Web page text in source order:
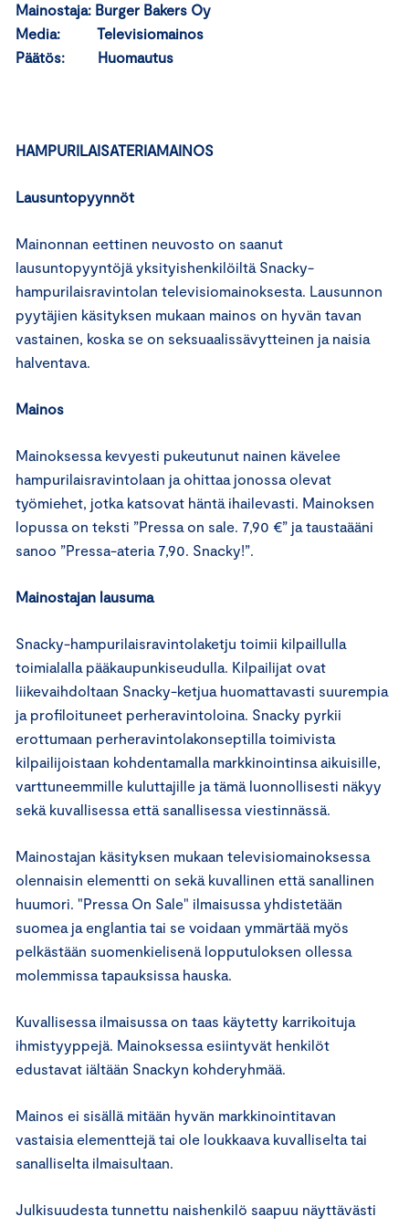
Mainostaja: Burger Bakers Oy
Media: Televisiomainos
Päätös: Huomautus
HAMPURILAISATERIAMAINOS
Lausuntopyynnöt
Mainonnan eettinen neuvosto on saanut
lausuntopyyntöjä yksityishenkilöiltä Snacky-
hampurilaisravintolan televisiomainoksesta. Lausunnon
pyytäjien käsityksen mukaan mainos on hyvän tavan
vastainen, koska se on seksuaalissävytteinen ja naisia
halventava.
Mainos
Mainoksessa kevyesti pukeutunut nainen kävelee
hampurilaisravintolaan ja ohittaa jonossa olevat
työmiehet, jotka katsovat häntä ihailevasti. Mainoksen
lopussa on teksti ”Pressa on sale. 7,90 €” ja taustaääni
sanoo ”Pressa-ateria 7,90. Snacky!”.
Mainostajan lausuma
Snacky-hampurilaisravintolaketju toimii kilpaillulla
toimialalla pääkaupunkiseudulla. Kilpailijat ovat
liikevaihdoltaan Snacky-ketjua huomattavasti suurempia
ja profiloituneet perheravintoloina. Snacky pyrkii
erottumaan perheravintolakonseptilla toimivista
kilpailijoistaan kohdentamalla markkinointinsa aikuisille,
varttuneemmille kuluttajille ja tämä luonnollisesti näkyy
sekä kuvallisessa että sanallisessa viestinnässä.
Mainostajan käsityksen mukaan televisiomainoksessa
olennaisin elementti on sekä kuvallinen että sanallinen
huumori. "Pressa On Sale" ilmaisussa yhdistetään
suomea ja englantia tai se voidaan ymmärtää myös
pelkästään suomenkielisenä lopputuloksen ollessa
molemmissa tapauksissa hauska.
Kuvallisessa ilmaisussa on taas käytetty karrikoituja
ihmistyyppejä. Mainoksessa esiintyvät henkilöt
edustavat iältään Snackyn kohderyhmää.
Mainos ei sisällä mitään hyvän markkinointitavan
vastaisia elementtejä tai ole loukkaava kuvalliselta tai
sanalliselta ilmaisultaan.
Julkisuudesta tunnettu naishenkilö saapuu näyttävästi